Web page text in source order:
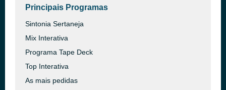
Principais Programas
Sintonia Sertaneja
Mix Interativa
Programa Tape Deck
Top Interativa
As mais pedidas